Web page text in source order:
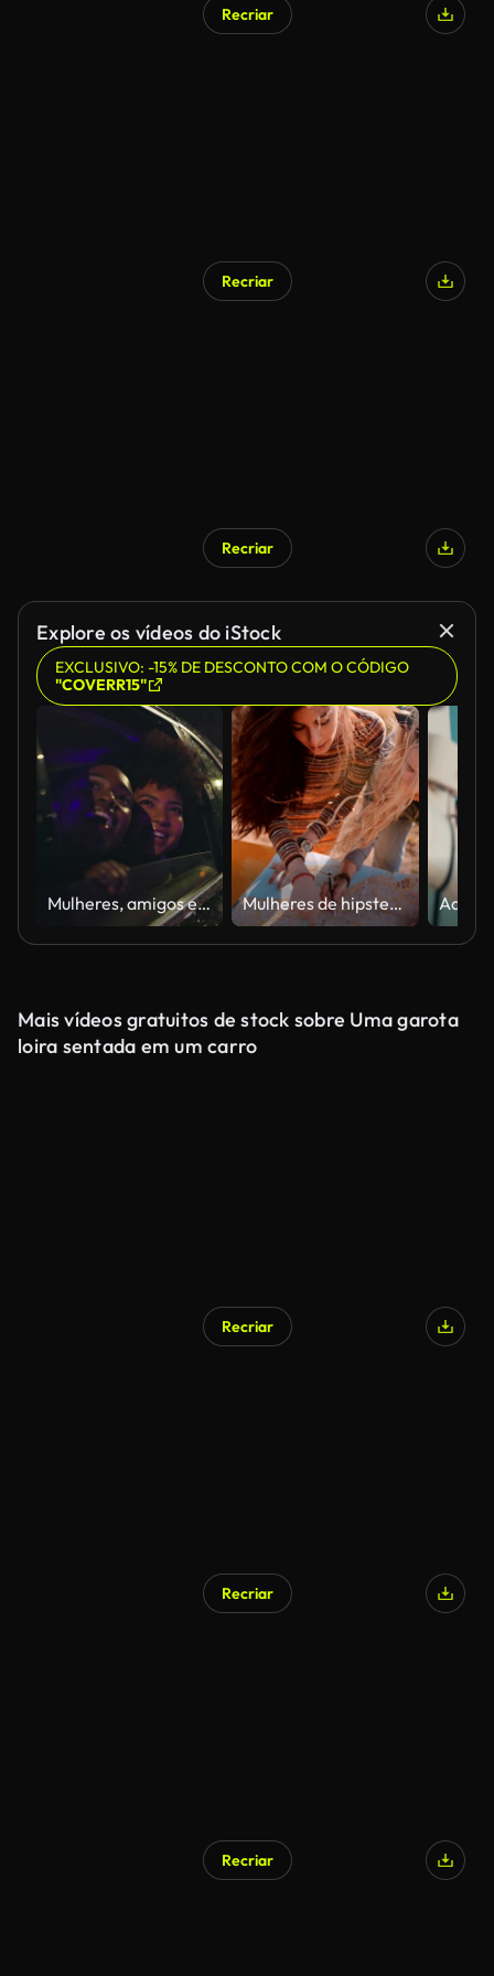
Recriar
Recriar
Recriar
Explore os vídeos do iStock
EXCLUSIVO: -15% DE DESCONTO COM O CÓDIGO
"COVERR15"
Mulheres, amigos e janela de carro à noite para vista da cidade, viagens e agitação de rua ao ar livre para a nova vida urbana. Meninas, dirigindo e apontando para o centro da cidade com vento no cabelo para passeio, passeios e passeios. Mulheres de hipster viagem mapa de leitura e planejamento de rota
Mais vídeos gratuitos de stock sobre Uma garota
loira sentada em um carro
Recriar
Recriar
Recriar